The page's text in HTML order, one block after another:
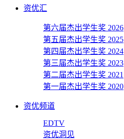
资优汇
第六届杰出学生奖 2026
第五届杰出学生奖 2025
第四届杰出学生奖 2024
第三届杰出学生奖 2023
第二届杰出学生奖 2021
第一届杰出学生奖 2020
资优频道
EDTV
资优洞见